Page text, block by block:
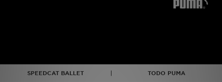
SPEEDCAT BALLET TODO PUMA